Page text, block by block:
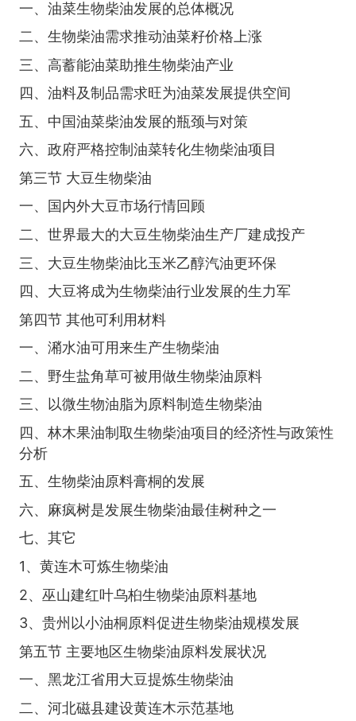
一、油菜生物柴油发展的总体概况
二、生物柴油需求推动油菜籽价格上涨
三、高蓄能油菜助推生物柴油产业
四、油料及制品需求旺为油菜发展提供空间
五、中国油菜柴油发展的瓶颈与对策
六、政府严格控制油菜转化生物柴油项目
第三节 大豆生物柴油
一、国内外大豆市场行情回顾
二、世界最大的大豆生物柴油生产厂建成投产
三、大豆生物柴油比玉米乙醇汽油更环保
四、大豆将成为生物柴油行业发展的生力军
第四节 其他可利用材料
一、潲水油可用来生产生物柴油
二、野生盐角草可被用做生物柴油原料
三、以微生物油脂为原料制造生物柴油
四、林木果油制取生物柴油项目的经济性与政策性
分析
五、生物柴油原料膏桐的发展
六、麻疯树是发展生物柴油最佳树种之一
七、其它
1、黄连木可炼生物柴油
2、巫山建红叶乌桕生物柴油原料基地
3、贵州以小油桐原料促进生物柴油规模发展
第五节 主要地区生物柴油原料发展状况
一、黑龙江省用大豆提炼生物柴油
二、河北磁县建设黄连木示范基地